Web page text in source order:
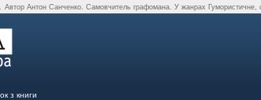
Автор Антон Санченко. Самовчитель графомана. У жанрах Гумористичне,
з книги